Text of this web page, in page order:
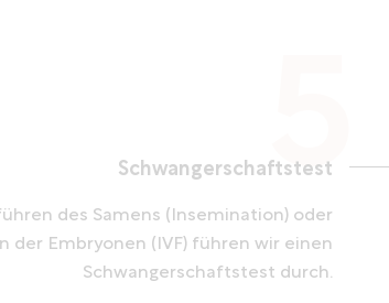
Schwangerschaftstest
des Samens (Insemination) oder
der Embryonen (IVF) führen wir einen
Schwangerschaftstest durch.